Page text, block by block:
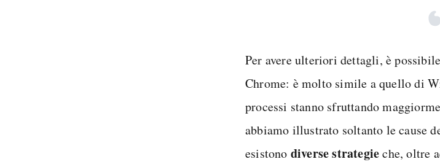
Per avere ulteriori dettagli, è
Chrome: è molto simile a quello di
processi stanno sfruttando
abbiamo illustrato soltanto le cause
esistono diverse strategieche, oltre